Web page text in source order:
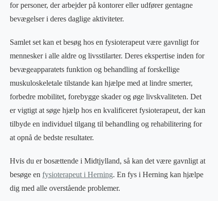
for personer, der arbejder på kontorer eller udfører gentagne
bevægelser i deres daglige aktiviteter.
Samlet set kan et besøg hos en fysioterapeut være gavnligt for
mennesker i alle aldre og livsstilarter. Deres ekspertise inden for
bevægeapparatets funktion og behandling af forskellige
muskuloskeletale tilstande kan hjælpe med at lindre smerter,
forbedre mobilitet, forebygge skader og øge livskvaliteten. Det
er vigtigt at søge hjælp hos en kvalificeret fysioterapeut, der kan
tilbyde en individuel tilgang til behandling og rehabilitering for
at opnå de bedste resultater.
Hvis du er bosættende i Midtjylland, så kan det være gavnligt at
besøge en fysioterapeut i Herning. En fys i Herning kan hjælpe
dig med alle overstående problemer.